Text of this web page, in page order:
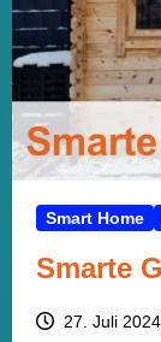
Smart Home
Smarte
27. Juli 2024